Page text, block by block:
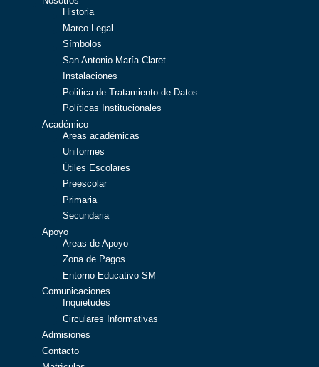
Historia
Marco Legal
Símbolos
San Antonio María Claret
Instalaciones
Politica de Tratamiento de Datos
Políticas Institucionales
Académico
Areas académicas
Uniformes
Útiles Escolares
Preescolar
Primaria
Secundaria
Apoyo
Areas de Apoyo
Zona de Pagos
Entorno Educativo SM
Comunicaciones
Inquietudes
Circulares Informativas
Admisiones
Contacto